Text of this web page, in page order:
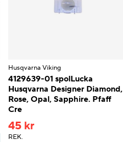
Husqvarna Viking
4129639-01 spolLucka
Husqvarna Designer Diamond,
Rose, Opal, Sapphire. Pfaff
Cre
45 kr
REK.